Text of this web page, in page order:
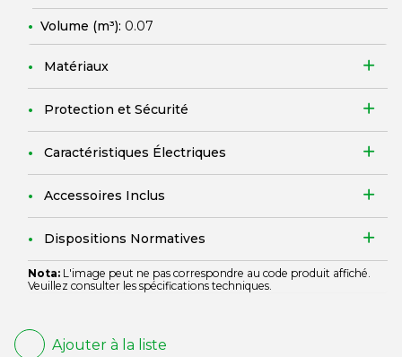
Volume (m³): 0.07
Matériaux
Protection et Sécurité
Caractéristiques Électriques
Accessoires Inclus
Dispositions Normatives
Nota: L'image peut ne pas correspondre au code produit affiché.
Veuillez consulter les spécifications techniques.
Ajouter à la liste